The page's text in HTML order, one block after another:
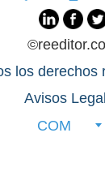
los derechos
Avisos